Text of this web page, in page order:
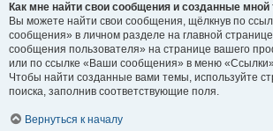
Как мне найти свои сообщения и созданные
Вы можете найти свои сообщения, щёлкнув по
сообщения» в личном разделе на главной
сообщения пользователя» на странице вашего
или по ссылке «Ваши сообщения» в меню
Чтобы найти созданные вами темы, используйте
поиска, заполнив соответствующие поля.
Вернуться к началу